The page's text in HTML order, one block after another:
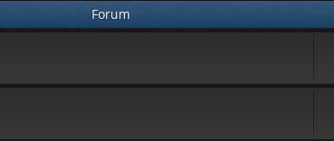
Forum